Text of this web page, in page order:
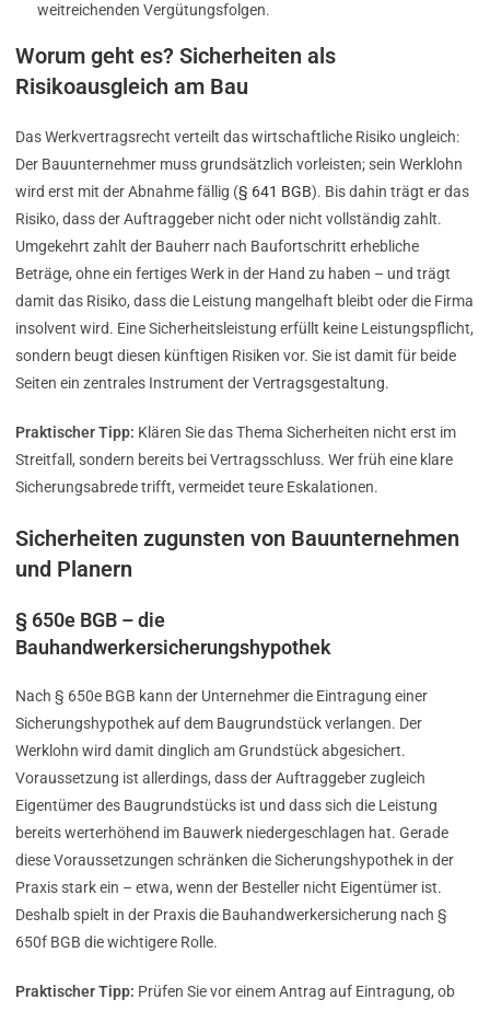
weitreichenden Vergütungsfolgen.
Worum geht es? Sicherheiten als
Risikoausgleich am Bau
Das Werkvertragsrecht verteilt das wirtschaftliche Risiko ungleich:
Der Bauunternehmer muss grundsätzlich vorleisten; sein Werklohn
wird erst mit der Abnahme fällig (§ 641 BGB). Bis dahin trägt er das
Risiko, dass der Auftraggeber nicht oder nicht vollständig zahlt.
Umgekehrt zahlt der Bauherr nach Baufortschritt erhebliche
Beträge, ohne ein fertiges Werk in der Hand zu haben – und trägt
damit das Risiko, dass die Leistung mangelhaft bleibt oder die Firma
insolvent wird. Eine Sicherheitsleistung erfüllt keine Leistungspflicht,
sondern beugt diesen künftigen Risiken vor. Sie ist damit für beide
Seiten ein zentrales Instrument der Vertragsgestaltung.
Praktischer Tipp: Klären Sie das Thema Sicherheiten nicht erst im
Streitfall, sondern bereits bei Vertragsschluss. Wer früh eine klare
Sicherungsabrede trifft, vermeidet teure Eskalationen.
Sicherheiten zugunsten von Bauunternehmen
und Planern
§ 650e BGB – die
Bauhandwerkersicherungshypothek
Nach § 650e BGB kann der Unternehmer die Eintragung einer
Sicherungshypothek auf dem Baugrundstück verlangen. Der
Werklohn wird damit dinglich am Grundstück abgesichert.
Voraussetzung ist allerdings, dass der Auftraggeber zugleich
Eigentümer des Baugrundstücks ist und dass sich die Leistung
bereits werterhöhend im Bauwerk niedergeschlagen hat. Gerade
diese Voraussetzungen schränken die Sicherungshypothek in der
Praxis stark ein – etwa, wenn der Besteller nicht Eigentümer ist.
Deshalb spielt in der Praxis die Bauhandwerkersicherung nach §
650f BGB die wichtigere Rolle.
Praktischer Tipp: Prüfen Sie vor einem Antrag auf Eintragung, ob